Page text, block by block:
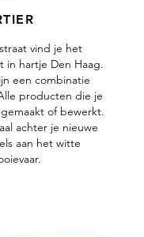
vind je het
in hartje Den Haag.
een combinatie
producten die je
of bewerkt.
achter je nieuwe
aan het witte